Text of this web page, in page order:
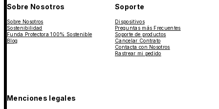
Sobre Nosotros
Sobre Nosotros
Sostenibilidad
Funda Protectora 100% Sostenible
Blog
Soporte
Dispositivos
Preguntas más Frecuentes
Soporte de productos
Cancelar Contrato
Contacta con Nosotros
Rastrear mi pedido
Menciones legales